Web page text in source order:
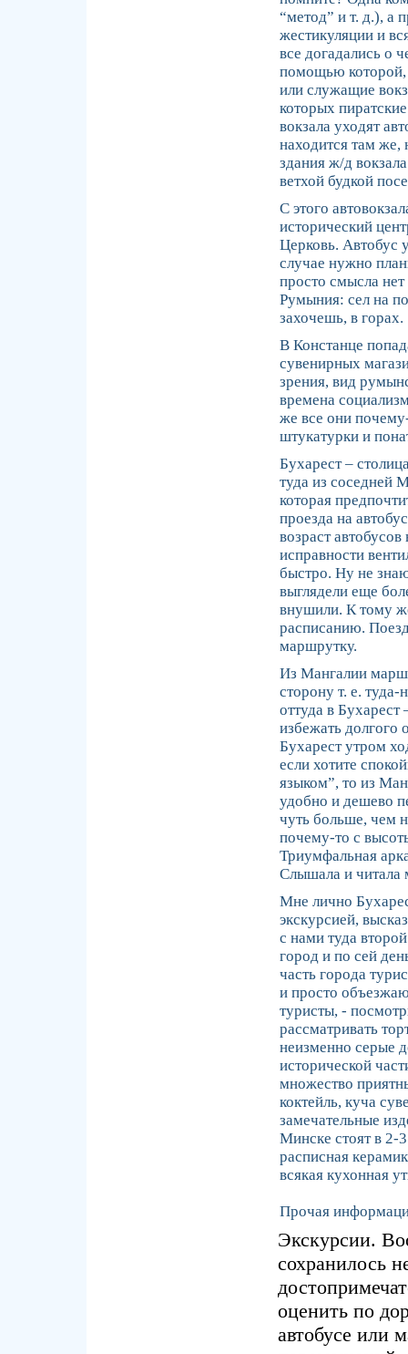
“метод” и т. д.), а
жестикуляции и
все догадались о
помощью которой,
или служащие
которых
вокзала уходят
находится там
здания ж/д
ветхой будкой
С этого
исторический
Церковь. Автобус
случае нужно
просто смысла
Румыния: сел на
захочешь, в горах.
В Констанце
сувенирных
зрения, вид
времена
же все они
штукатурки и
Бухарест –
туда из соседней
которая
проезда на
возраст
исправности
быстро. Ну не
выглядели еще
внушили. К тому
расписанию.
маршрутку.
Из Мангалии
сторону т. е.
оттуда в Бухарест
избежать долгого
Бухарест утром
если хотите
языком”, то из
удобно и дешево
чуть больше, чем
почему-то с
Триумфальная
Слышала и читала
Мне лично
экскурсией,
с нами туда
город и по сей
часть города
и просто
туристы, -
рассматривать
неизменно серые
исторической
множество
коктейль, куча
замечательные
Минске стоят в 2-
расписная
всякая кухонная
Прочая
Экскурсии.
сохранилось
оценить по
автобусе или